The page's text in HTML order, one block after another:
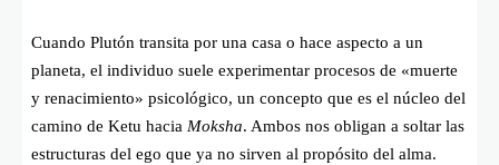
Cuando Plutón transita por una casa o hace aspecto a un
planeta, el individuo suele experimentar procesos de «muerte
y renacimiento» psicológico, un concepto que es el núcleo del
camino de Ketu hacia Moksha. Ambos nos obligan a soltar las
estructuras del ego que ya no sirven al propósito del alma.